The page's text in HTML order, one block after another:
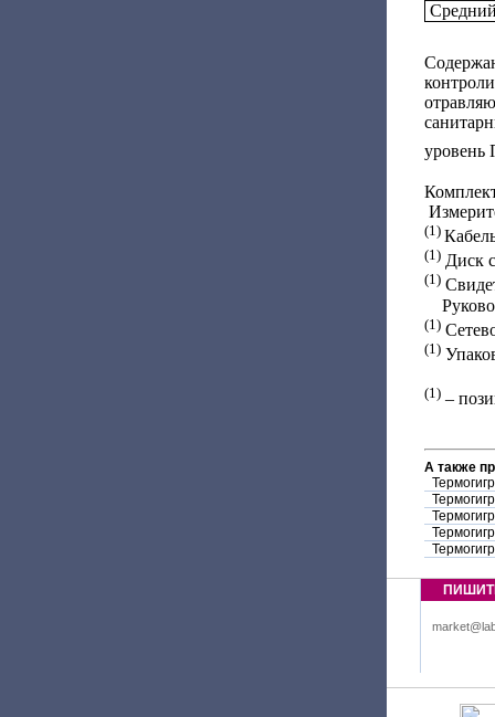
уровень
(1)
(1) Диск
(1)
(1)
(1)
(1) –
А также